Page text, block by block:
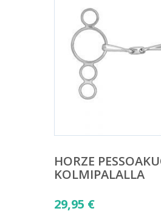
HORZE
KOLMIPALALLA
29,95 €